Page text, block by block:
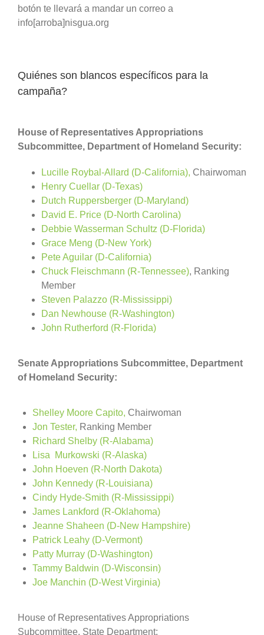
botón te llevará a mandar un correo a
info[arroba]nisgua.org
Quiénes son blancos específicos para la
campaña?
House of Representatives Appropriations
Subcommittee, Department of Homeland Security:
Lucille Roybal-Allard (D-California), Chairwoman
Henry Cuellar (D-Texas)
Dutch Ruppersberger (D-Maryland)
David E. Price (D-North Carolina)
Debbie Wasserman Schultz (D-Florida)
Grace Meng (D-New York)
Pete Aguilar (D-California)
Chuck Fleischmann (R-Tennessee), Ranking
Member
Steven Palazzo (R-Mississippi)
Dan Newhouse (R-Washington)
John Rutherford (R-Florida)
Senate Appropriations Subcommittee, Department
of Homeland Security:
Shelley Moore Capito, Chairwoman
Jon Tester, Ranking Member
Richard Shelby (R-Alabama)
Lisa Murkowski (R-Alaska)
John Hoeven (R-North Dakota)
John Kennedy (R-Louisiana)
Cindy Hyde-Smith (R-Mississippi)
James Lankford (R-Oklahoma)
Jeanne Shaheen (D-New Hampshire)
Patrick Leahy (D-Vermont)
Patty Murray (D-Washington)
Tammy Baldwin (D-Wisconsin)
Joe Manchin (D-West Virginia)
House of Representatives Appropriations
Subcommittee, State Department: